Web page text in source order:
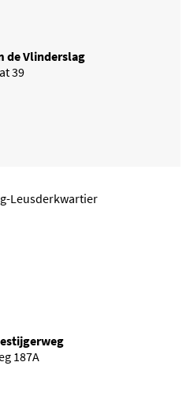
de Vlinderslag
39
Leusderkwartier
187A